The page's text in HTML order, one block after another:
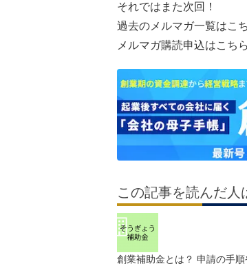
それではまた次回！
過去のメルマガ一覧はこ
メルマガ購読申込はこちら
この記事を読んだ人
創業補助金とは？ 申請の手